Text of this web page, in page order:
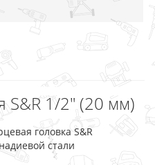
S&R 1/2" (20 мм)
головка S&R
стали